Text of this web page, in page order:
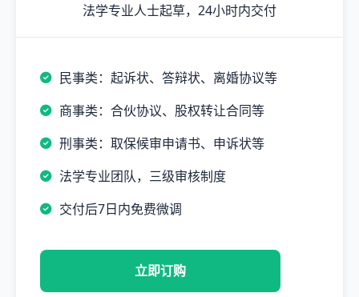
法学专业人士起草，24小时内交付
民事类：起诉状、答辩状、离婚协议等
商事类：合伙协议、股权转让合同等
刑事类：取保候审申请书、申诉状等
法学专业团队，三级审核制度
交付后7日内免费微调
立即订购